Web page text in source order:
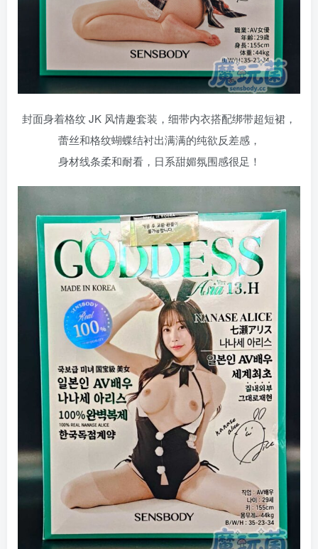
封面身着格纹 JK 风情趣套装，细带内衣搭配绑带超短裙，
蕾丝和格纹蝴蝶结衬出满满的纯欲反差感，
身材线条柔和耐看，日系甜媚氛围感很足！